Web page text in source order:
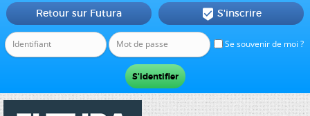
Se souvenir de moi ?
Retour sur Futura  S'inscrire